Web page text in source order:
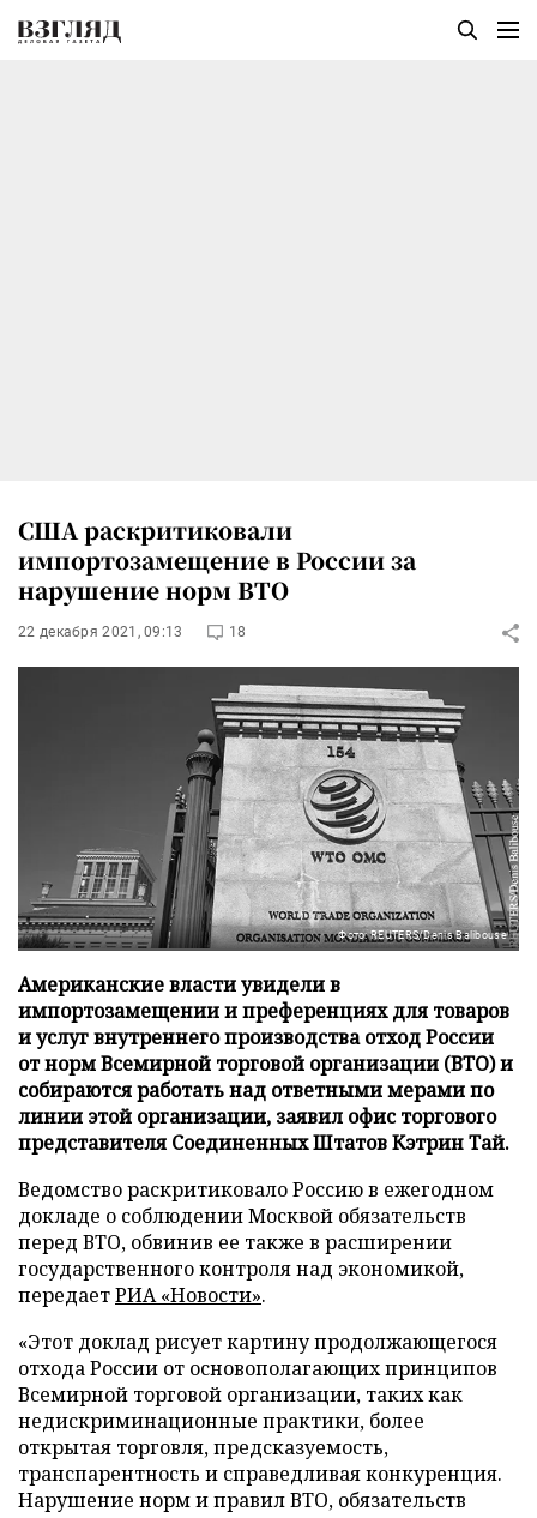
США раскритиковали
импортозамещение в России за
нарушение норм ВТО
22 декабря 2021, 09:13 18
Фото: REUTERS/Denis Balibouse
Американские власти увидели в
импортозамещении и преференциях для товаров
и услуг внутреннего производства отход России
от норм Всемирной торговой организации (ВТО) и
собираются работать над ответными мерами по
линии этой организации, заявил офис торгового
представителя Соединенных Штатов Кэтрин Тай.
Ведомство раскритиковало Россию в ежегодном
докладе о соблюдении Москвой обязательств
перед ВТО, обвинив ее также в расширении
государственного контроля над экономикой,
передаетРИА «Новости».
«Этот доклад рисует картину продолжающегося
отхода России от основополагающих принципов
Всемирной торговой организации, таких как
недискриминационные практики, более
открытая торговля, предсказуемость,
транспарентность и справедливая конкуренция.
Нарушение норм и правил ВТО, обязательств